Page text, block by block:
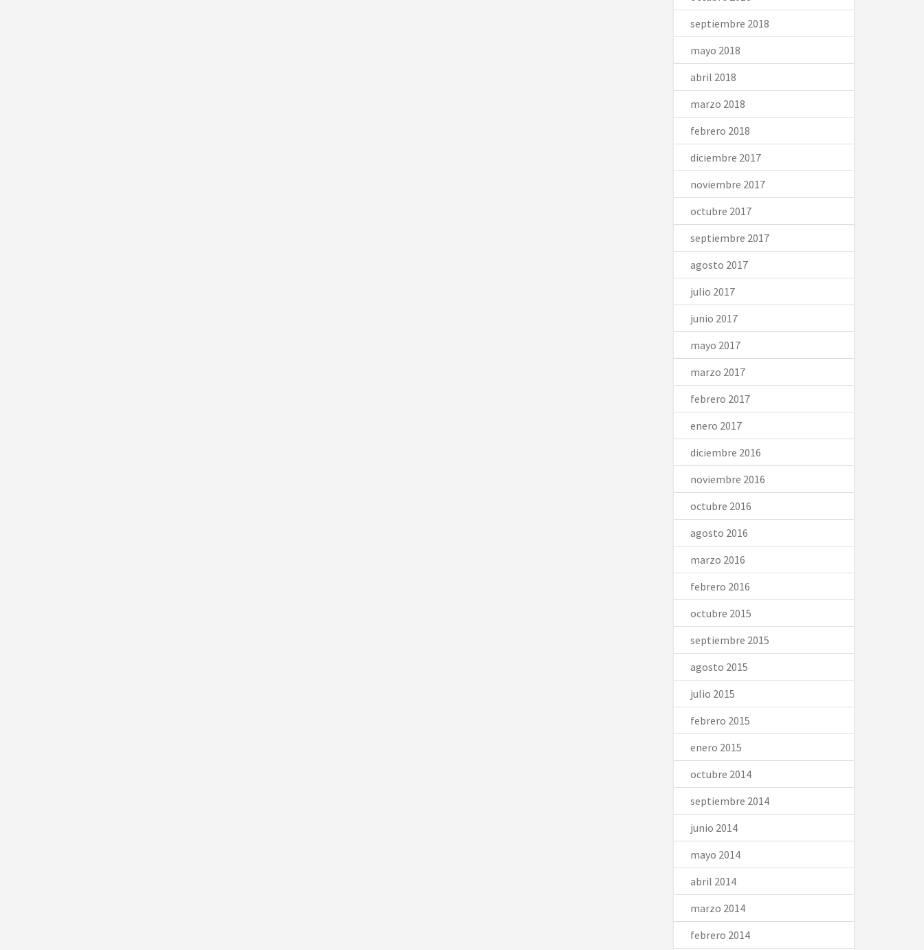
septiembre 2018
mayo 2018
abril 2018
marzo 2018
febrero 2018
diciembre 2017
noviembre 2017
octubre 2017
septiembre 2017
agosto 2017
julio 2017
junio 2017
mayo 2017
marzo 2017
febrero 2017
enero 2017
diciembre 2016
noviembre 2016
octubre 2016
agosto 2016
marzo 2016
febrero 2016
octubre 2015
septiembre 2015
agosto 2015
julio 2015
febrero 2015
enero 2015
octubre 2014
septiembre 2014
junio 2014
mayo 2014
abril 2014
marzo 2014
febrero 2014